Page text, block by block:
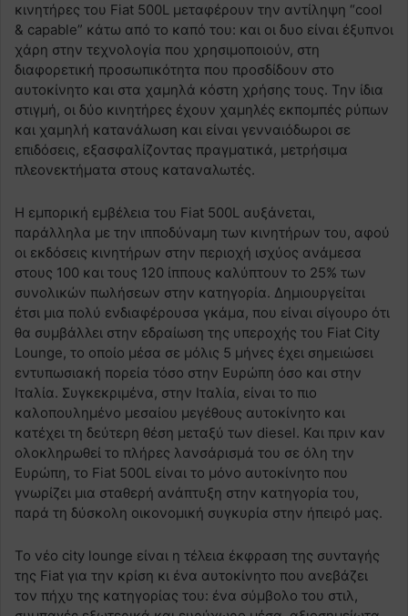
κινητήρες του Fiat 500L μεταφέρουν την αντίληψη “cool
& capable” κάτω από το καπό του: και οι δυο είναι έξυπνοι
χάρη στην τεχνολογία που χρησιμοποιούν, στη
διαφορετική προσωπικότητα που προσδίδουν στο
αυτοκίνητο και στα χαμηλά κόστη χρήσης τους. Την ίδια
στιγμή, οι δύο κινητήρες έχουν χαμηλές εκπομπές ρύπων
και χαμηλή κατανάλωση και είναι γενναιόδωροι σε
επιδόσεις, εξασφαλίζοντας πραγματικά, μετρήσιμα
πλεονεκτήματα στους καταναλωτές.
Η εμπορική εμβέλεια του Fiat 500L αυξάνεται,
παράλληλα με την ιπποδύναμη των κινητήρων του, αφού
οι εκδόσεις κινητήρων στην περιοχή ισχύος ανάμεσα
στους 100 και τους 120 ίππους καλύπτουν το 25% των
συνολικών πωλήσεων στην κατηγορία. Δημιουργείται
έτσι μια πολύ ενδιαφέρουσα γκάμα, που είναι σίγουρο ότι
θα συμβάλλει στην εδραίωση της υπεροχής του Fiat City
Lounge, το οποίο μέσα σε μόλις 5 μήνες έχει σημειώσει
εντυπωσιακή πορεία τόσο στην Ευρώπη όσο και στην
Ιταλία. Συγκεκριμένα, στην Ιταλία, είναι το πιο
καλοπουλημένο μεσαίου μεγέθους αυτοκίνητο και
κατέχει τη δεύτερη θέση μεταξύ των diesel. Και πριν καν
ολοκληρωθεί το πλήρες λανσάρισμά του σε όλη την
Ευρώπη, το Fiat 500L είναι το μόνο αυτοκίνητο που
γνωρίζει μια σταθερή ανάπτυξη στην κατηγορία του,
παρά τη δύσκολη οικονομική συγκυρία στην ήπειρό μας.
Το νέο city lounge είναι η τέλεια έκφραση της συνταγής
της Fiat για την κρίση κι ένα αυτοκίνητο που ανεβάζει
τον πήχυ της κατηγορίας του: ένα σύμβολο του στιλ,